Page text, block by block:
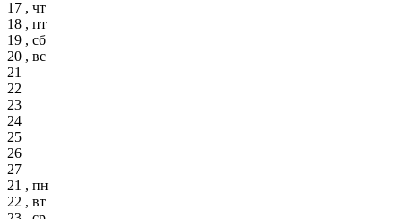
17 , чт
18 , пт
19 , сб
20 , вс
21
22
23
24
25
26
27
21 , пн
22 , вт